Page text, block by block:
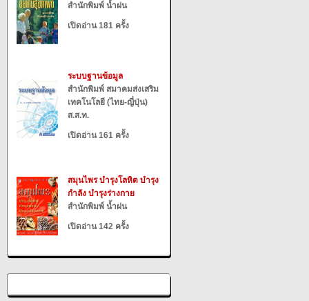
สำนักพิมพ์ น้ำฝน
เปิดอ่าน 181 ครั้ง
ระบบฐานข้อมูล
สำนักพิมพ์ สมาคมส่งเสริม
เทคโนโลยี (ไทย-ญี่ปุ่น)
ส.ส.ท.
เปิดอ่าน 161 ครั้ง
สมุนไพร บำรุงโลหิต บำรุง
กำลัง บำรุงร่างกาย
สำนักพิมพ์ น้ำฝน
เปิดอ่าน 142 ครั้ง